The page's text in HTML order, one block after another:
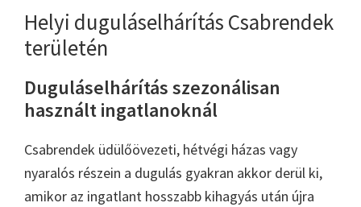
Helyi duguláselhárítás Csabrendek
területén
Duguláselhárítás szezonálisan
használt ingatlanoknál
Csabrendek üdülőövezeti, hétvégi házas vagy
nyaralós részein a dugulás gyakran akkor derül ki,
amikor az ingatlant hosszabb kihagyás után újra